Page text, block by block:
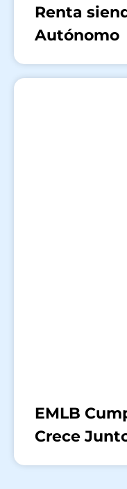
Renta
Autónomo
EMLB
Crece